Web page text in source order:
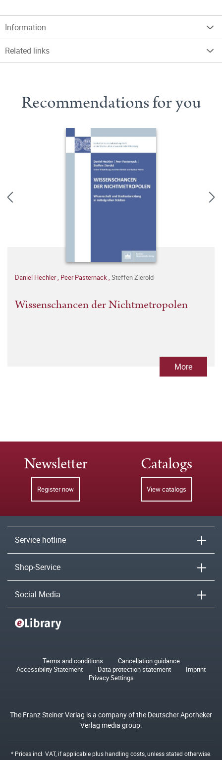
Information
Related links
Recommendations for you
Daniel Hechler, Peer Pasternack, Steffen Zierold
Wissenschancen der Nichtmetropolen
More
Newsletter
Register now
Catalogs
View catalogs
Service hotline
Shop-Service
Social Media
Terms and conditions
Cancellation guidance
Accessibility Statement
Data protection statement
Imprint
Privacy Settings
The Franz Steiner Verlag is a company of the Deutscher Apotheker
Verlag media group.
* Prices incl. VAT, if applicable plushandling costs, unless stated otherwise.